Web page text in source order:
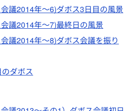
議2014年～6)ダボス3日目の風景
議2014年～7)最終日の風景
議2014年～8)ダボス会議を振り
ダボス